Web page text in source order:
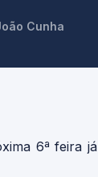
Cunha
6ª feira já